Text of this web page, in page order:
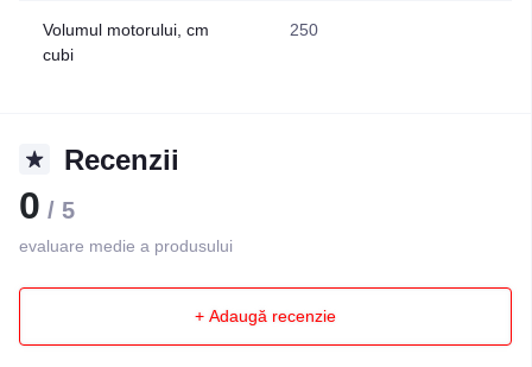
Volumul motorului, cm
cubi
250
Recenzii
0 / 5
evaluare medie a produsului
+ Adaugă recenzie